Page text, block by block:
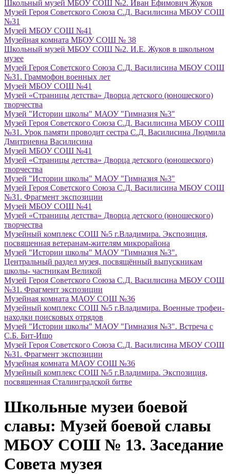
Школьный музей МБОУ СОШ №2. Иван Ефимович Жуков
Музей Героя Советского Союза С.Д. Василисина МБОУ СОШ
№31
Музей МБОУ СОШ №41
Музейная комната МБОУ СОШ № 38
Школьный музей МБОУ СОШ №2. И.Е. Жуков в школьном
музее
Музей Героя Советского Союза С.Д. Василисина МБОУ СОШ
№31. Граммофон военных лет
Музей МБОУ СОШ №41
Музей «Страницы детства» Дворца детского (юношеского)
творчества
Музей "Истории школы" МАОУ "Гимназия №3"
Музей Героя Советского Союза С.Д. Василисина МБОУ СОШ
№31. Урок памяти проводит сестра С.Д. Василисина Людмила
Дмитриевна Василисина
Музей МБОУ СОШ №41
Музей «Страницы детства» Дворца детского (юношеского)
творчества
Музей "Истории школы" МАОУ "Гимназия №3"
Музей Героя Советского Союза С.Д. Василисина МБОУ СОШ
№31. Фрагмент экспозиции
Музей МБОУ СОШ №41
Музей «Страницы детства» Дворца детского (юношеского)
творчества
Музейный комплекс СОШ №5 г.Владимира. Экспозиция,
посвященная ветеранам-жителям микрорайона
Музей "Истории школы" МАОУ "Гимназия №3".
Центральный раздел музея, посвящённый выпускникам
школы- частникам Великой
Музей Героя Советского Союза С.Д. Василисина МБОУ СОШ
№31. Фрагмент экспозиции
Музейная комната МАОУ СОШ №36
Музейный комплекс СОШ №5 г.Владимира. Военные трофеи-
находки поисковых отрядов
Музей "Истории школы" МАОУ "Гимназия №3". Встреча с
С.Б. Бит-Ишо
Музей Героя Советского Союза С.Д. Василисина МБОУ СОШ
№31. Фрагмент экспозиции
Музейная комната МАОУ СОШ №36
Музейный комплекс СОШ №5 г.Владимира. Экспозиция,
посвященная Сталинградской битве
Школьные музеи боевой
славы: Музей боевой славы
МБОУ СОШ № 13. Заседание
Совета музея